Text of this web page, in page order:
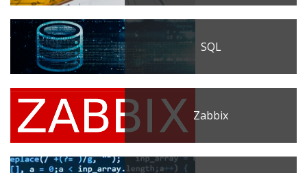
SQL
Zabbix